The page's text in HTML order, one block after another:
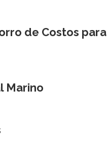
de Costos para
Marino